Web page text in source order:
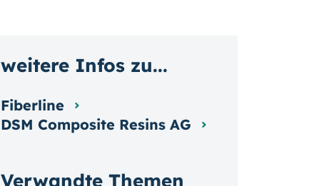
Verwandte Themen
weitere Infos zu...
Fiberline
DSM Composite Resins AG